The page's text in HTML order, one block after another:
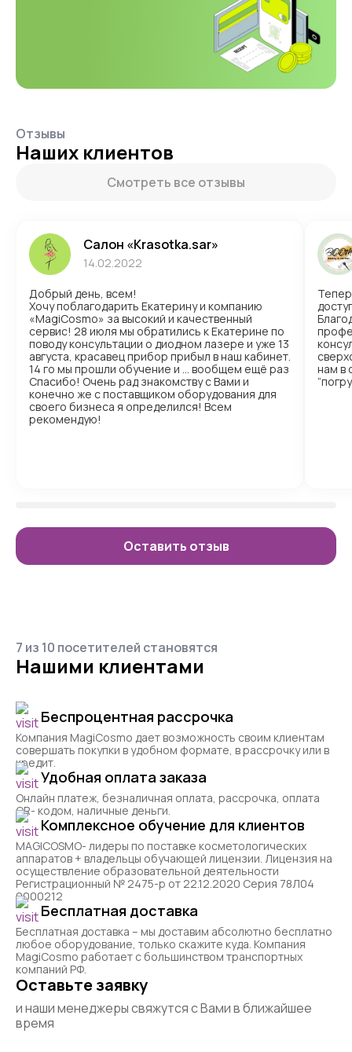
Отзывы
Наших клиентов
Смотреть все отзывы
Салон «Krasotka.sar»
14.02.2022
Добрый день, всем!
Хочу поблагодарить Екатерину и компанию
«MagiCosmo» за высокий и качественный
сервис! 28 июля мы обратились к Екатерине по
поводу консультации о диодном лазере и уже 13
августа, красавец прибор прибыл в наш кабинет.
14 го мы прошли обучение и … вообщем ещё раз
Спасибо! Очень рад знакомству с Вами и
конечно же с поставщиком оборудования для
своего бизнеса я определился! Всем
рекомендую!
нам в
Оставить отзыв
7 из 10 посетителей становятся
Нашими клиентами
Беспроцентная рассрочка
Компания MagiCosmo дает возможность своим клиентам
совершать покупки в удобном формате, в рассрочку или в
кредит.
Удобная оплата заказа
Онлайн платеж, безналичная оплата, рассрочка, оплата
QR- кодом, наличные деньги.
Комплексное обучение для клиентов
MAGICOSMO- лидеры по поставке косметологических
аппаратов + владельцы обучающей лицензии. Лицензия на
осуществление образовательной деятельности
Регистрационный № 2475-р от 22.12.2020 Серия 78Л04
0000212
Бесплатная доставка
Бесплатная доставка – мы доставим абсолютно бесплатно
любое оборудование, только скажите куда. Компания
MagiCosmo работает с большинством транспортных
компаний РФ.
Оставьте заявку
и наши менеджеры свяжутся с Вами в ближайшее
время